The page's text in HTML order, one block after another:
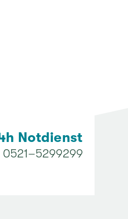
Not­dienst
0521–5299299